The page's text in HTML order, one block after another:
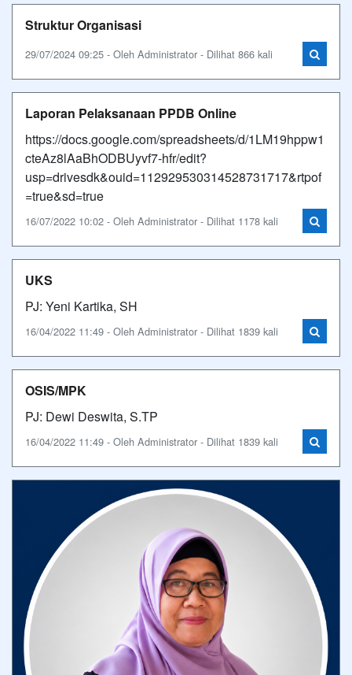
Struktur Organisasi
29/07/2024 09:25 - Oleh Administrator - Dilihat 866 kali
Laporan Pelaksanaan PPDB Online
https://docs.google.com/spreadsheets/d/1LM19hppw1
cteAz8lAaBhODBUyvf7-hfr/edit?
usp=drivesdk&ouid=112929530314528731717&rtpof
=true&sd=true
16/07/2022 10:02 - Oleh Administrator - Dilihat 1178 kali
UKS
PJ: Yeni Kartika, SH
16/04/2022 11:49 - Oleh Administrator - Dilihat 1839 kali
OSIS/MPK
PJ: Dewi Deswita, S.TP
16/04/2022 11:49 - Oleh Administrator - Dilihat 1839 kali